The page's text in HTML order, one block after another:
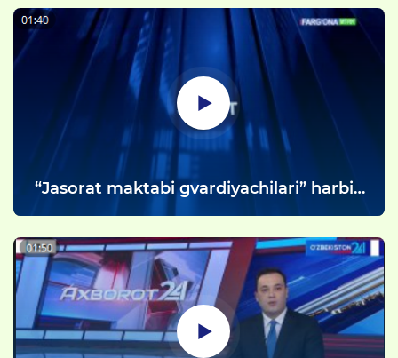
“Jasorat maktabi gvardiyachilari” harbiy